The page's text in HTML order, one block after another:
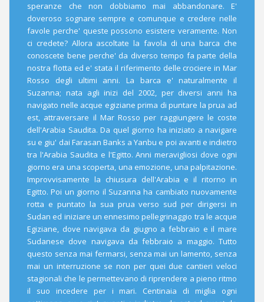
speranze che non dobbiamo mai abbandonare. E'
doveroso sognare sempre e comunque e credere nelle
favole perche' queste possono esistere veramente. Non
ci credete? Allora ascoltate la favola di una barca che
conoscete bene perche' da diverso tempo fa parte della
nostra flotta ed e' stata il riferimento delle crociere in Mar
Rosso degli ultimi anni. La barca e' naturalmente il
Suzanna; nata agli inizi del 2002, per diversi anni ha
navigato nelle acque egiziane prima di puntare la prua ad
est, attraversare il Mar Rosso per raggiungere le coste
dell'Arabia Saudita. Da quel giorno ha iniziato a navigare
su e giu' dai Farasan Banks a Yanbu e poi avanti e indietro
tra l'Arabia Saudita e l'Egitto. Anni meravigliosi dove ogni
giorno era una scoperta, una emozione, una palpitazione.
Improvvisamente la chiusura dell'Arabia e il ritorno in
Egitto. Poi un giorno il Suzanna ha cambiato nuovamente
rotta e puntato la sua prua verso sud per dirigersi in
Sudan ed iniziare un ennesimo pellegrinaggio tra le acque
Egiziane, dove navigava da giugno a febbraio e il mare
Sudanese dove navigava da febbraio a maggio. Tutto
questo senza mai fermarsi, senza mai un lamento, senza
mai un interruzione se non per quei due cantieri veloci
stagionali che le permettevano di riprendere a pieno ritmo
il suo incedere per i mari. Centinaia di miglia ogni